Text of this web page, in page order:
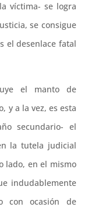
víctima- se logra
se consigue
el desenlace fatal
el manto de
y a la vez, es esta
secundario- el
la tutela judicial
lado, en el mismo
indudablemente
con ocasión de